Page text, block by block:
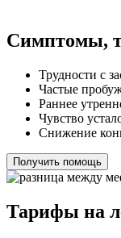
Симптомы,
Трудности с
Частые
Раннее
Чувство
Снижение
Получить помощь
Тарифы на